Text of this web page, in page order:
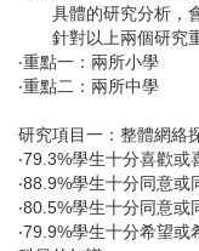
具體的研究分析，會
針對以上兩個研究重
‧重點一：兩所小學
‧重點二：兩所中學
研究項目一：整體網絡
‧79.3%學生十分喜歡
‧88.9%學生十分同意
‧80.5%學生十分同意
‧79.9%學生十分希望